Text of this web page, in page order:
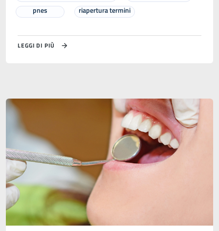
pnes
riapertura termini
LEGGI DI PIÙ